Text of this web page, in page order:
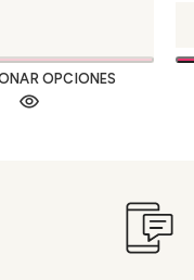
OPCIONES